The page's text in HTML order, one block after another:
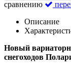
сравнению
Описание
Новый
снегоходов